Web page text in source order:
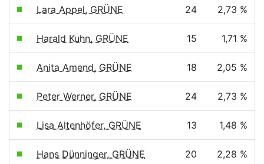
Lara Appel, GRÜNE 24 2,73 %
Harald Kuhn, GRÜNE 15 1,71 %
Anita Amend, GRÜNE 18 2,05 %
Peter Werner, GRÜNE 24 2,73 %
Lisa Altenhöfer, GRÜNE 13 1,48 %
Hans Dünninger, GRÜNE 20 2,28 %